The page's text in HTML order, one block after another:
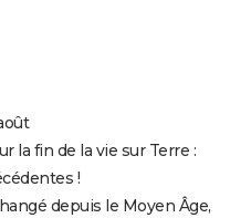
la fin de la vie sur Terre :
!
depuis le Moyen Âge,